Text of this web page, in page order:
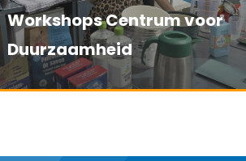
Workshops Centrum voor
Duurzaamheid